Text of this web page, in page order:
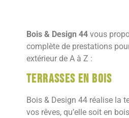
Bois & Design 44 vous
complète de prestations
extérieur de A à Z :
Terrasses en bois
Bois & Design 44 réalise la
vos rêves, qu’elle soit en